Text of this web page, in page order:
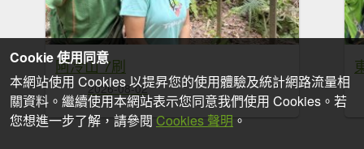
阿冷山 7刷
2026-08-02
Cookie 使用同意
本網站使用 Cookies 以提昇您的使用體驗及統計網路流量相
關資料。繼續使用本網站表示您同意我們使用 Cookies。若
您想進一步了解，請參閱 Cookies 聲明 。